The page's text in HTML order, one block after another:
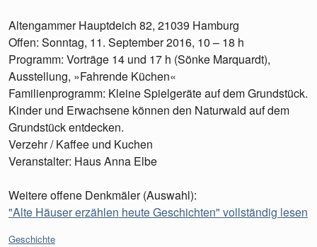
Altengammer Hauptdeich 82, 21039 Hamburg
Offen: Sonntag, 11. September 2016, 10 – 18 h
Programm: Vorträge 14 und 17 h (Sönke Marquardt),
Ausstellung, »Fahrende Küchen«
Familienprogramm: Kleine Spielgeräte auf dem Grundstück.
Kinder und Erwachsene können den Naturwald auf dem
Grundstück entdecken.
Verzehr / Kaffee und Kuchen
Veranstalter: Haus Anna Elbe
Weitere offene Denkmäler (Auswahl):
"Alte Häuser erzählen heute Geschichten" vollständig lesen
Kategorien:
Geschichte